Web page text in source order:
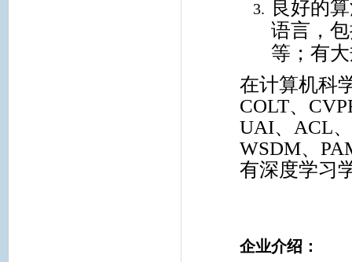
良好的
语言，
等；有
在计算机科
COLT、
UAI、ACL
WSDM、
有深度学习
企业介绍：